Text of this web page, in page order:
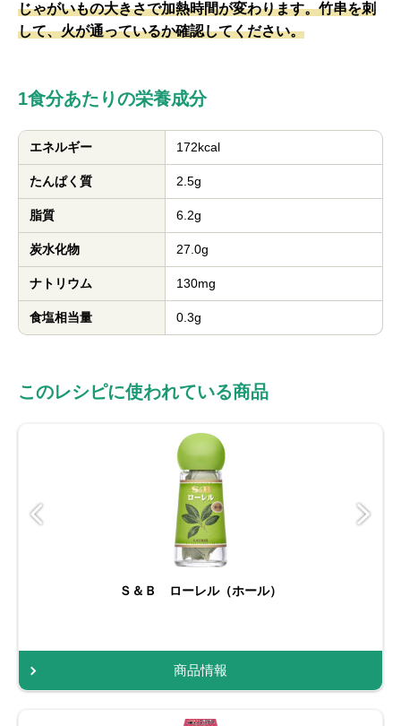
じゃがいもの大きさで加熱時間が変わります。竹串を刺
して、火が通っているか確認してください。
1食分あたりの栄養成分
エネルギー 172kcal
たんぱく質 2.5g
脂質 6.2g
炭水化物 27.0g
ナトリウム 130mg
食塩相当量 0.3g
このレシピに使われている商品
Ｓ＆Ｂ ローレル（ホール）
商品情報